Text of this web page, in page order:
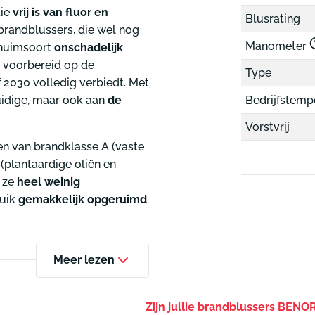
vrij is van fluor en
die wel nog
onschadelijk
voorbereid op de
2030 volledig verbiedt. Met
maar ook aan de
van brandklasse A (vaste
plantaardige oliën en
heel weinig
gemakkelijk opgeruimd
Meer lezen
Blusrating
Manometer
Type
Vorstvrij
Zijn jullie brandblussers